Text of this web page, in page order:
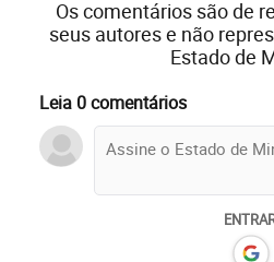
Os comentários são de
seus autores e não
Estado de
Leia 0 comentários